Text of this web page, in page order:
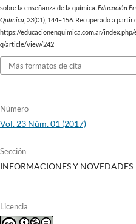
sobre la enseñanza de la química.Educación En
Química 23(01), 144–156. Recuperado a partir
https://educacionenquimica.com.ar/index.php/
q/article/view/242
Más formatos de cita
Número
Vol. 23 Núm. 01 (2017)
Sección
INFORMACIONES Y NOVEDADES
Licencia